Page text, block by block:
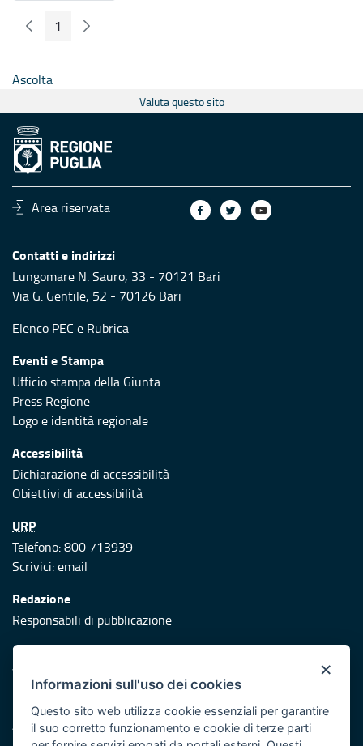
Pagina Precedente
Pagina
1 Pagina Seguente
Ascolta
Valuta questo sito
Area riservata
Contatti e indirizzi
Lungomare N. Sauro, 33 - 70121 Bari
Via G. Gentile, 52 - 70126 Bari
Elenco PEC e Rubrica
Eventi e Stampa
Ufficio stampa della Giunta
Press Regione
Logo e identità regionale
Accessibilità
Dichiarazione di accessibilità
Obiettivi di accessibilità
URP
Telefono: 800 713939
Scrivici:email
Redazione
Responsabili di pubblicazione
Protezione civile
Vai al sito di Protezione Civile Puglia
Iniziativa finanziata con risorse del POR Puglia 2014/2020 -
Asse XI
×
Informazioni sull'uso dei cookies
Questo sito web utilizza cookie essenziali per garantire
il suo corretto funzionamento e cookie di terze parti